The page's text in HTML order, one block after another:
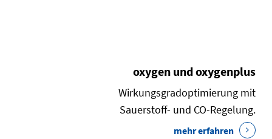
oxygen und oxygenplus
Wirkungsgradoptimierung mit
Sauerstoff- und CO-Regelung.
mehr erfahren